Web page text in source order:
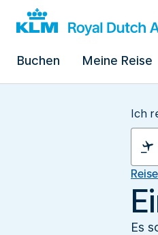
Buchen Meine Reise
Ich
Es